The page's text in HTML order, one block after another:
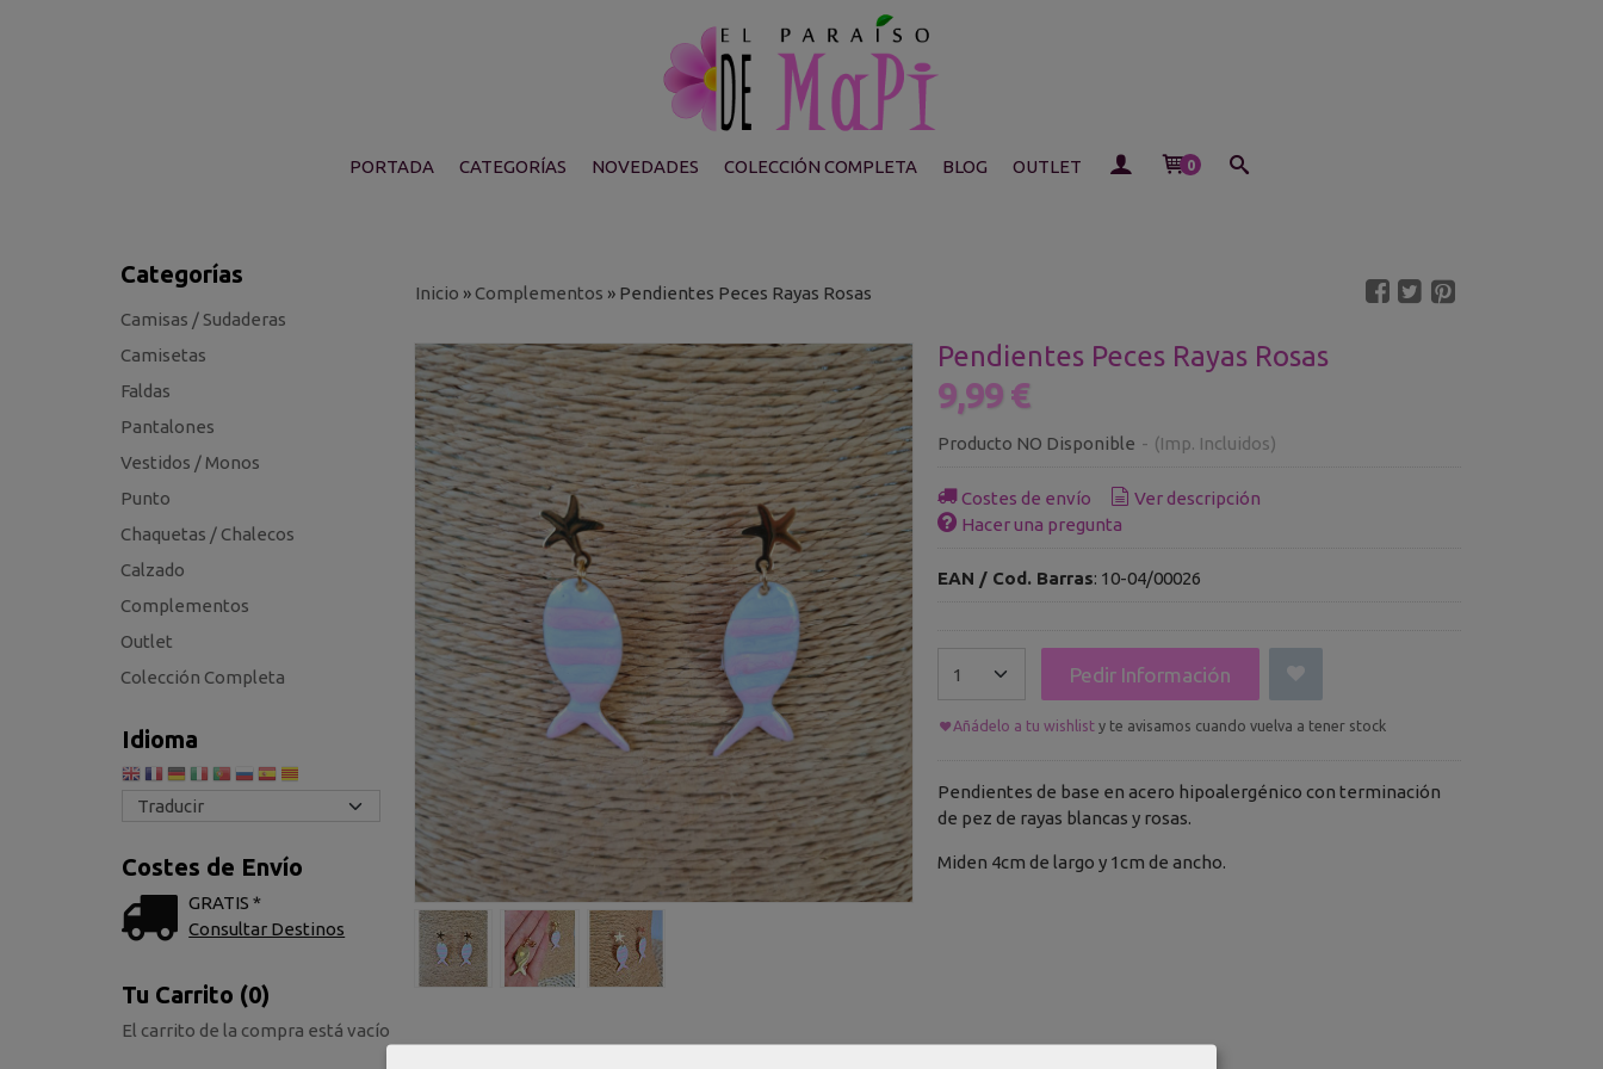
PORTADA CATEGORÍAS NOVEDADES COLECCIÓN COMPLETA BLOG OUTLET 0
Categorías
Camisas / Sudaderas
Camisetas
Faldas
Pantalones
Vestidos / Monos
Punto
Chaquetas / Chalecos
Calzado
Complementos
Outlet
Colección Completa
Idioma
Costes de Envío
GRATIS *
Consultar Destinos
Tu Carrito (0)
El carrito de la compra está vacío
Inicio » Complementos » Pendientes Peces Rayas Rosas
Pendientes Peces Rayas Rosas
9,99 €
Producto NO Disponible - (Imp. Incluidos)
Costes de envío
Ver descripción
Hacer una pregunta
EAN / Cod. Barras: 10-04/00026
Pedir Información
Añádelo a tu wishlisty te avisamos cuando vuelva a tener stock
Pendientes de base en acero hipoalergénico con terminación
de pez de rayas blancas y rosas.
Miden 4cm de largo y 1cm de ancho.